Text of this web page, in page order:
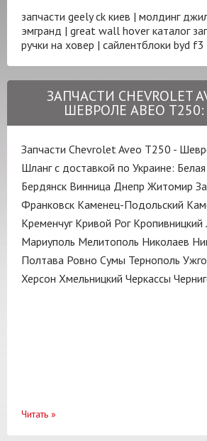
запчасти geely ck киев | молдинг
эмгранд | great wall hover каталог
ручки на ховер | сайлентблоки byd f3
ЗАПЧАСТИ CHEVROLET
ШЕВРОЛЕ АВЕО
Запчасти Chevrolet Aveo T250 -
Шланг с доставкой по Украине:
Бердянск Винница Днепр Житомир
Франковск Каменец-Подольский
Кременчуг Кривой Рог Кропивницкий
Мариуполь Мелитополь Николаев
Полтава Ровно Сумы Тернополь
Херсон Хмельницкий Черкассы
Читать »